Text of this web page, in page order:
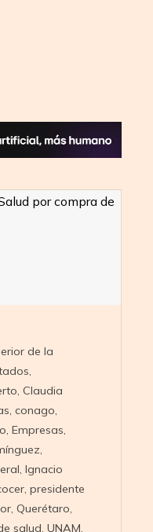
de la
,
, Claudia
, conago,
, Empresas,
,
, Ignacio
, presidente
, Querétaro,
salud, UNAM,